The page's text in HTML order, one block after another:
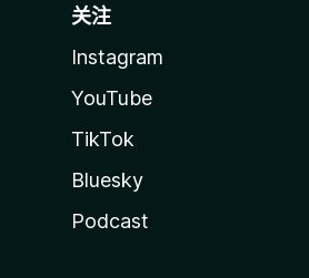
关注
Instagram
YouTube
TikTok
Bluesky
Podcast